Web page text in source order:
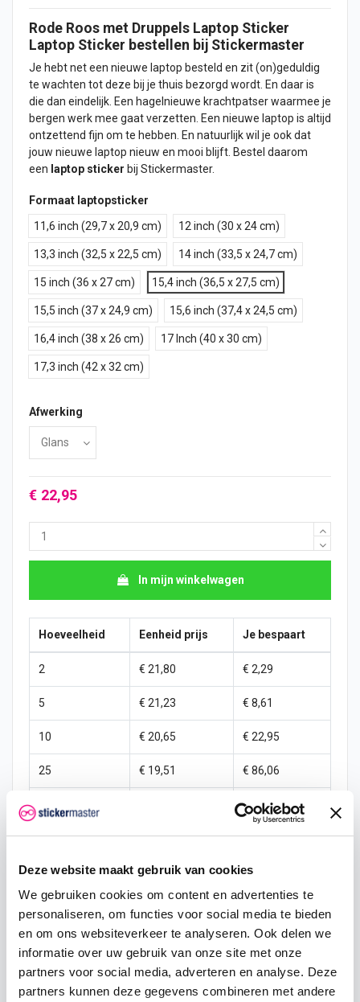
Deze website maakt gebruik van cookies
We gebruiken cookies om content en advertenties te
personaliseren, om functies voor social media te bieden
en om ons websiteverkeer te analyseren. Ook delen we
informatie over uw gebruik van onze site met onze
partners voor social media, adverteren en analyse. Deze
partners kunnen deze gegevens combineren met andere
Rode Roos met Druppels Laptop Sticker
Laptop Sticker bestellen bij Stickermaster
Je hebt net een nieuwe laptop besteld en zit (on)geduldig
te wachten tot deze bij je thuis bezorgd wordt. En daar is
die dan eindelijk. Een hagelnieuwe krachtpatser waarmee je
bergen werk mee gaat verzetten. Een nieuwe laptop is altijd
ontzettend fijn om te hebben. En natuurlijk wil je ook dat
jouw nieuwe laptop nieuw en mooi blijft. Bestel daarom
een laptop sticker bij Stickermaster.
Formaat laptopsticker
11,6 inch (29,7 x 20,9 cm)
12 inch (30 x 24 cm)
13,3 inch (32,5 x 22,5 cm) 14 inch (33,5 x 24,7 cm)
15 inch (36 x 27 cm) 15,4 inch (36,5 x 27,5 cm)
15,5 inch (37 x 24,9 cm) 15,6 inch (37,4 x 24,5 cm)
16,4 inch (38 x 26 cm) 17 Inch (40 x 30 cm)
17,3 inch (42 x 32 cm)
Afwerking
€ 22,95
In mijn winkelwagen
Hoeveelheid Eenheid prijs Je bespaart
2 € 21,80 € 2,29
5 € 21,23 € 8,61
10 € 20,65 € 22,95
25 € 19,51 € 86,06
€ 229,50
100 € 17,21 € 573,74
250 € 16,06 € 1.721,23
500
1000 € 11,47 € 11.474,85